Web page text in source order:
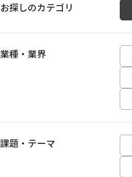
お探しのカテゴリ
業種・業界
課題・テーマ